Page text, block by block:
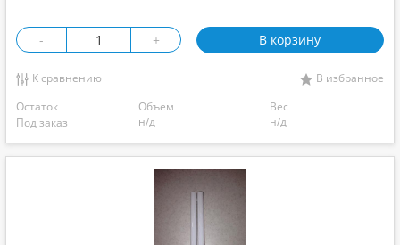
- + В корзину
К сравнению
В избранное
Остаток
Под заказ
Объем
н/д
Вес
н/д